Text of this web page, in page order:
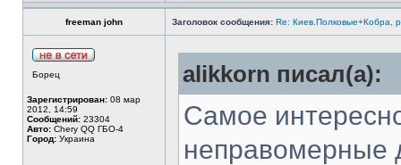
freeman john Заголовок сообщения: Re: Киев.Полковые+Кобра,
Борец
Зарегистрирован: 08 мар
2012, 14:59
Сообщений: 23304
Авто: Chery QQ ГБО-4
Город: Украина
alikkorn писал(а):
Самое
неправомерные